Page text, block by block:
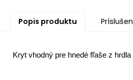
Popis produktu
Kryt vhodný pre hnedé fľaše z